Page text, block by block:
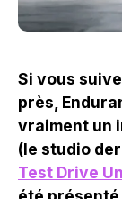
Si vous
près,
vraiment un
(le studio
Test Drive